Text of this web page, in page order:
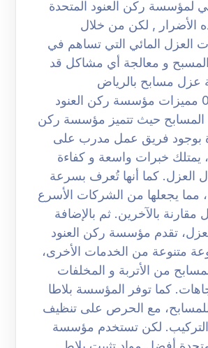
لمؤسسة ركن العنود المتحدة
الأضرار , لكن من خلال
العزل المائي التي تساهم في
و معالجة أي مشاكل قد
عزل مسابح بالرياض
0508251950 مميزات مؤسسة ركن العنود
المسابح حيث تتميز مؤسسة ركن
بوجود فريق عمل مدرب على
خبرات واسعة و كفاءة
العزل. كما أنها تُعرف بسرعة
مما يجعلها من الشركات الأسرع
مقارنة بالآخرين. ثم بالإضافة
تقدم مؤسسة ركن العنود
متنوعة من الخدمات الأخرى،
من الأتربة و المخلفات
كما توفر المؤسسة بلاطا
للمسابح، مع الحرص على تنظيف
التركيب. لكن تستخدم مؤسسة